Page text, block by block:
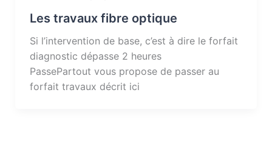
Les travaux fibre optique
Si l’intervention de base, c’est à dire le forfait
diagnostic dépasse 2 heures
PassePartout vous propose de passer au
forfait travaux décrit ici